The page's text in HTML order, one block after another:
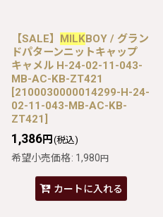
【SALE】 MILKBOY / グラン
ドパターンニットキャップ
キャメル H-24-02-11-043-
MB-AC-KB-ZT421
[2100030000014299-H-24-
02-11-043-MB-AC-KB-
ZT421 ]
1,386円 (税込)
希望小売価格: 1,980円
カートに入れる